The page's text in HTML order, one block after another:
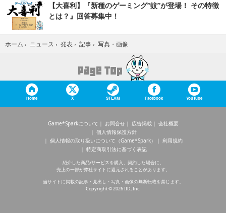
【大喜利】『新種のゲーミング“蚊”が登場！ その特徴
とは？』回答募集中！
ホーム › ニュース › 発表 › 記事 › 写真・画像
Home X STEAM Facebook YouTube
Game*Sparkについて お問合せ 広告掲載
会社概要
個人情報保護方針
個人情報の取り扱いについて（Game*Spark）
利用規約
特定商取引法に基づく表記
紹介した商品/サービスを購入、契約した場合に、
売上の一部が弊社サイトに還元されることがあります。
当サイトに掲載の記事・見出し・写真・画像の無断転載を禁じます。
Copyright © 2026 IID, Inc.